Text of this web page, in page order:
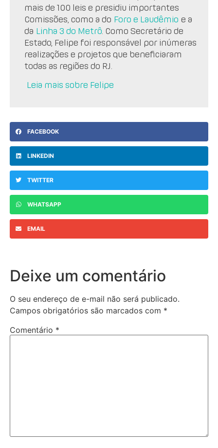
mais de 100 leis e presidiu importantes
Comissões, como a do Foro e Laudêmio e a
da Linha 3 do Metrô . Como Secretário de
Estado, Felipe foi responsável por inúmeras
realizações e projetos que beneficiaram
todas as regiões do RJ.
Leia mais sobre Felipe
FACEBOOK
LINKEDIN
TWITTER
WHATSAPP
EMAIL
Deixe um comentário
O seu endereço de e-mail não será publicado.
Campos obrigatórios são marcados com *
Comentário *